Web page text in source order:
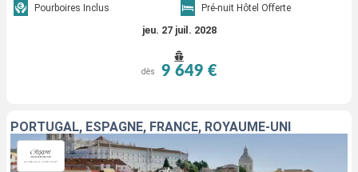
Pourboires Inclus
Pré-nuit Hôtel Offerte
jeu. 27 juil. 2028
dès 9 649 €
PORTUGAL, ESPAGNE, FRANCE, ROYAUME-UNI